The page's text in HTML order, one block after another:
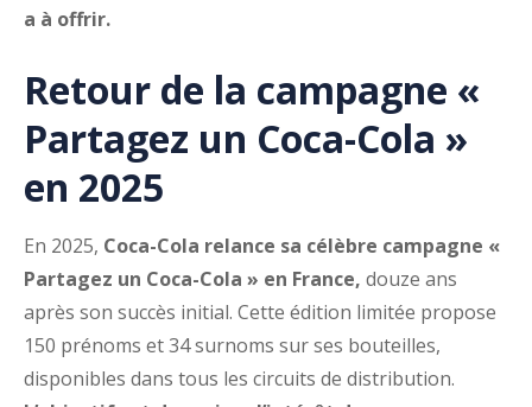
a à offrir.
Retour de la campagne «
Partagez un Coca-Cola »
en 2025
En 2025, Coca-Cola relance sa célèbre campagne «
Partagez un Coca-Cola » en France, douze ans
après son succès initial. Cette édition limitée propose
150 prénoms et 34 surnoms sur ses bouteilles,
disponibles dans tous les circuits de distribution.